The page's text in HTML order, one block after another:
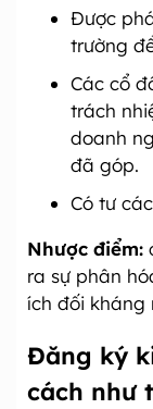
Được
trường
Các cổ
trách
doanh
đã góp.
Có tư
Nhược điểm:
ra sự phân
ích đối kháng
Đăng ký
cách như